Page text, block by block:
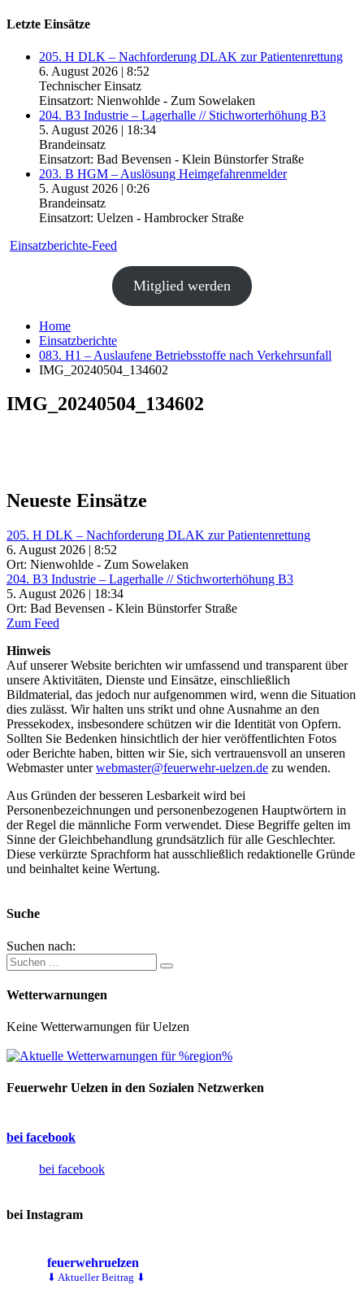
Letzte Einsätze
205. H DLK – Nachforderung DLAK zur Patientenrettung
6. August 2026 | 8:52
Technischer Einsatz
Einsatzort: Nienwohlde - Zum Sowelaken
204. B3 Industrie – Lagerhalle // Stichworterhöhung B3
5. August 2026 | 18:34
Brandeinsatz
Einsatzort: Bad Bevensen - Klein Bünstorfer Straße
203. B HGM – Auslösung Heimgefahrenmelder
5. August 2026 | 0:26
Brandeinsatz
Einsatzort: Uelzen - Hambrocker Straße
Einsatzberichte-Feed
Mitglied werden
Home
Einsatzberichte
083. H1 – Auslaufene Betriebsstoffe nach Verkehrsunfall
IMG_20240504_134602
IMG_20240504_134602
Neueste Einsätze
205. H DLK – Nachforderung DLAK zur Patientenrettung
6. August 2026 | 8:52
Ort: Nienwohlde - Zum Sowelaken
204. B3 Industrie – Lagerhalle // Stichworterhöhung B3
5. August 2026 | 18:34
Ort: Bad Bevensen - Klein Bünstorfer Straße
Zum Feed
Hinweis
Auf unserer Website berichten wir umfassend und transparent über
unsere Aktivitäten, Dienste und Einsätze, einschließlich
Bildmaterial, das jedoch nur aufgenommen wird, wenn die Situation
dies zulässt. Wir halten uns strikt und ohne Ausnahme an den
Pressekodex, insbesondere schützen wir die Identität von Opfern.
Sollten Sie Bedenken hinsichtlich der hier veröffentlichten Fotos
oder Berichte haben, bitten wir Sie, sich vertrauensvoll an unseren
Webmaster unterwebmaster@feuerwehr-uelzen.de zu wenden.
Aus Gründen der besseren Lesbarkeit wird bei
Personenbezeichnungen und personenbezogenen Hauptwörtern in
der Regel die männliche Form verwendet. Diese Begriffe gelten im
Sinne der Gleichbehandlung grundsätzlich für alle Geschlechter.
Diese verkürzte Sprachform hat ausschließlich redaktionelle Gründe
und beinhaltet keine Wertung.
Suche
Suchen nach:
Wetterwarnungen
Keine Wetterwarnungen für Uelzen
Feuerwehr Uelzen in den Sozialen Netzwerken
bei facebook
bei facebook
bei Instagram
feuerwehruelzen
⬇ Aktueller Beitrag ⬇